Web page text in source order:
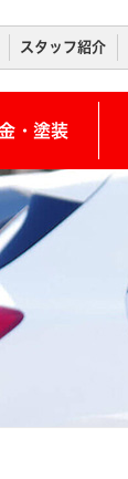
スタッフ紹介
・塗装